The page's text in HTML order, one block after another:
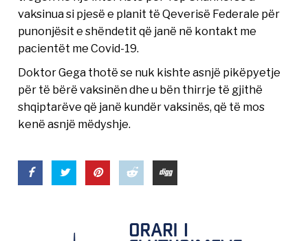
vaksinua si pjesë e planit të Qeverisë Federale për
punonjësit e shëndetit që janë në kontakt me
pacientët me Covid-19.
Doktor Gega thotë se nuk kishte asnjë pikëpyetje
për të bërë vaksinën dhe u bën thirrje të gjithë
shqiptarëve që janë kundër vaksinës, që të mos
kenë asnjë mëdyshje.